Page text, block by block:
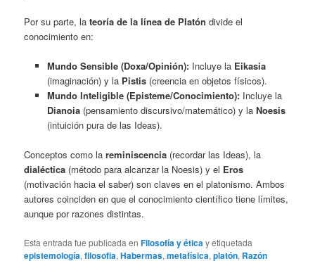
Por su parte, lateoría de la línea de Platón divide el
conocimiento en:
Mundo Sensible (Doxa/Opinión):Incluye la Eikasia
(imaginación) y la Pistis(creencia en objetos físicos).
Mundo Inteligible (Episteme/Conocimiento):Incluye la
Dianoia(pensamiento discursivo/matemático) y la Noesis
(intuición pura de las Ideas).
Conceptos como lareminiscencia (recordar las Ideas), la
dialéctica (método para alcanzar la Noesis) y el Eros
(motivación hacia el saber) son claves en el platonismo. Ambos
autores coinciden en que el conocimiento científico tiene límites,
aunque por razones distintas.
Esta entrada fue publicada enFilosofía y ética y etiquetada
epistemología,filosofia,Habermas,metafísica,platón, Razón